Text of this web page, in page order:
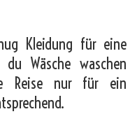
Kleidung für eine
Wäsche waschen
Reise nur für ein